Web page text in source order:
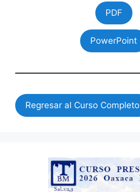
PDF
PowerPoint
Regresar al Curso Completo